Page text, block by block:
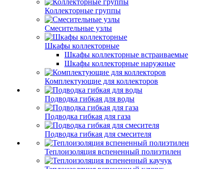
Коллекторные группы
Смесительные узлы
Шкафы коллекторные
Шкафы коллекторные встраиваемые
Шкафы коллекторные наружные
Комплектующие для коллекторов
Подводка гибкая для воды
Подводка гибкая для газа
Подводка гибкая для смесителя
Теплоизоляция вспененный полиэтилен